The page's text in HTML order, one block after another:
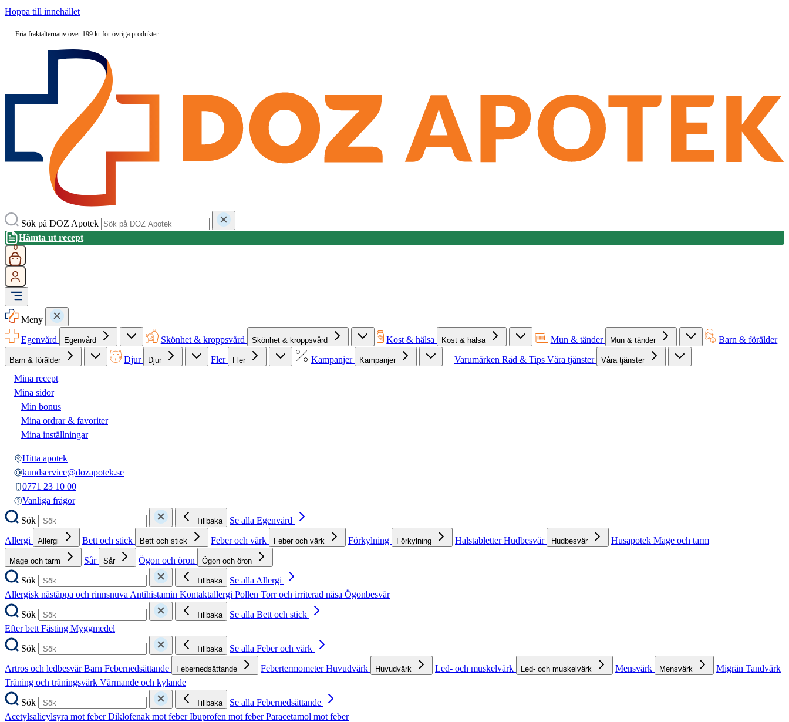
Hoppa till innehållet
Fria fraktalternativ över 199 kr för övriga produkter
Sök på DOZ Apotek
Hämta ut recept
0
Meny
Egenvård
Egenvård Skönhet & kroppsvård Skönhet & kroppsvård Kost & hälsa Kost & hälsa Mun & tänder Mun & tänder Barn & förälder
Barn & förälder Djur Djur Fler Fler Kampanjer Kampanjer Varumärken Råd & Tips Våra tjänster Våra tjänster
Mina recept
Mina sidor
Min bonus
Mina ordrar & favoriter
Mina inställningar
Hitta apotek
kundservice@dozapotek.se
0771 23 10 00
Vanliga frågor
Sök
Tillbaka
Se alla Egenvård
Allergi
Allergi Bett och stick Bett och stick Feber och värk Feber och värk Förkylning Förkylning HalstabletterHudbesvär Hudbesvär Husapotek Mage och tarm
Mage och tarm Sår Sår Ögon och öron Ögon och öron
Sök Tillbaka
Se alla Allergi
Allergisk nästäppa och rinnsnuva Antihistamin Kontaktallergi Pollen Torr och irriterad näsa Ögonbesvär
Sök
Tillbaka
Se alla Bett och stick
Efter bett Fästing Myggmedel
Sök
Tillbaka
Se alla Feber och värk
Artros och ledbesvärBarn Febernedsättande Febernedsättande FebertermometerHuvudvärk Huvudvärk Led- och muskelvärk Led- och muskelvärk Mensvärk Mensvärk Migrän Tandvärk
Träning och träningsvärk Värmande och kylande
Sök
Tillbaka
Se alla Febernedsättande
Acetylsalicylsyra mot feberDiklofenak mot feberIbuprofen mot feberParacetamol mot feber